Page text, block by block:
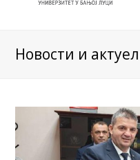
Новости и